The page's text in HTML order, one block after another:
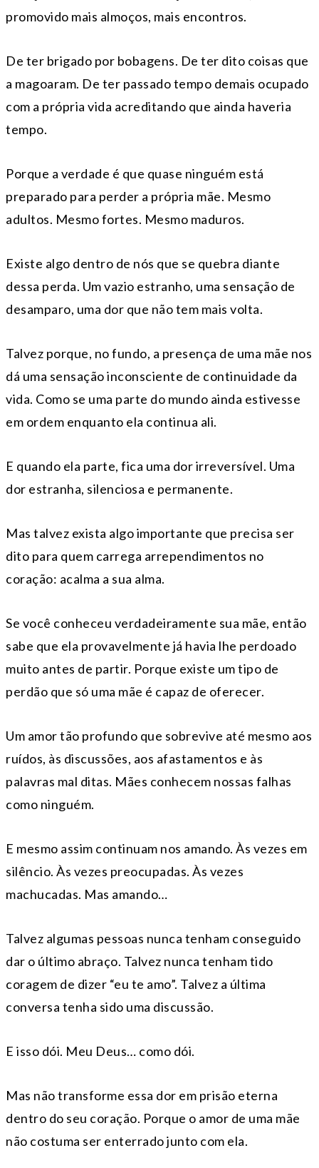
promovido mais almoços, mais encontros.
De ter brigado por bobagens. De ter dito coisas que
a magoaram. De ter passado tempo demais ocupado
com a própria vida acreditando que ainda haveria
tempo.
Porque a verdade é que quase ninguém está
preparado para perder a própria mãe. Mesmo
adultos. Mesmo fortes. Mesmo maduros.
Existe algo dentro de nós que se quebra diante
dessa perda. Um vazio estranho, uma sensação de
desamparo, uma dor que não tem mais volta.
Talvez porque, no fundo, a presença de uma mãe nos
dá uma sensação inconsciente de continuidade da
vida. Como se uma parte do mundo ainda estivesse
em ordem enquanto ela continua ali.
E quando ela parte, fica uma dor irreversível. Uma
dor estranha, silenciosa e permanente.
Mas talvez exista algo importante que precisa ser
dito para quem carrega arrependimentos no
coração: acalma a sua alma.
Se você conheceu verdadeiramente sua mãe, então
sabe que ela provavelmente já havia lhe perdoado
muito antes de partir. Porque existe um tipo de
perdão que só uma mãe é capaz de oferecer.
Um amor tão profundo que sobrevive até mesmo aos
ruídos, às discussões, aos afastamentos e às
palavras mal ditas. Mães conhecem nossas falhas
como ninguém.
E mesmo assim continuam nos amando. Às vezes em
silêncio. Às vezes preocupadas. Às vezes
machucadas. Mas amando…
Talvez algumas pessoas nunca tenham conseguido
dar o último abraço. Talvez nunca tenham tido
coragem de dizer “eu te amo”. Talvez a última
conversa tenha sido uma discussão.
E isso dói. Meu Deus… como dói.
Mas não transforme essa dor em prisão eterna
dentro do seu coração. Porque o amor de uma mãe
não costuma ser enterrado junto com ela.